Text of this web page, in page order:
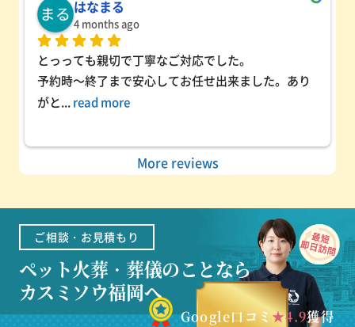
はなまる
4 months ago
とっっても親切で丁寧なご対応でした。
予約時～終了まで安心してお任せ出来ました。あり
がと... read more
More reviews
ご相談・お見積もり
ペット火葬・葬儀のことなら
カスミソウ福岡へ
Google口コミ★4.9獲得